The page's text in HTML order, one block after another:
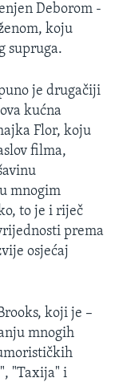
Deborom -
koju
supruga.
je drugačiji
kućna
Flor, koju
filma,
mnogim
to je i riječ
prema
osjećaj
koji je –
mnogih
"Taxija" i